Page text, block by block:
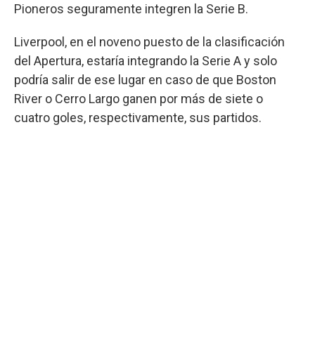
Pioneros seguramente integren la Serie B.
Liverpool, en el noveno puesto de la clasificación
del Apertura, estaría integrando la Serie A y solo
podría salir de ese lugar en caso de que Boston
River o Cerro Largo ganen por más de siete o
cuatro goles, respectivamente, sus partidos.